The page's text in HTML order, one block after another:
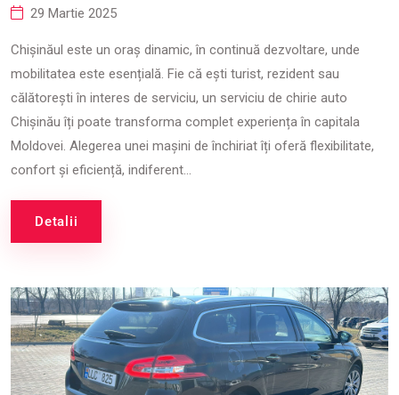
29 Martie 2025
Chișinăul este un oraș dinamic, în continuă dezvoltare, unde
mobilitatea este esențială. Fie că ești turist, rezident sau
călătorești în interes de serviciu, un serviciu de chirie auto
Chișinău îți poate transforma complet experiența în capitala
Moldovei. Alegerea unei mașini de închiriat îți oferă flexibilitate,
confort și eficiență, indiferent...
Detalii